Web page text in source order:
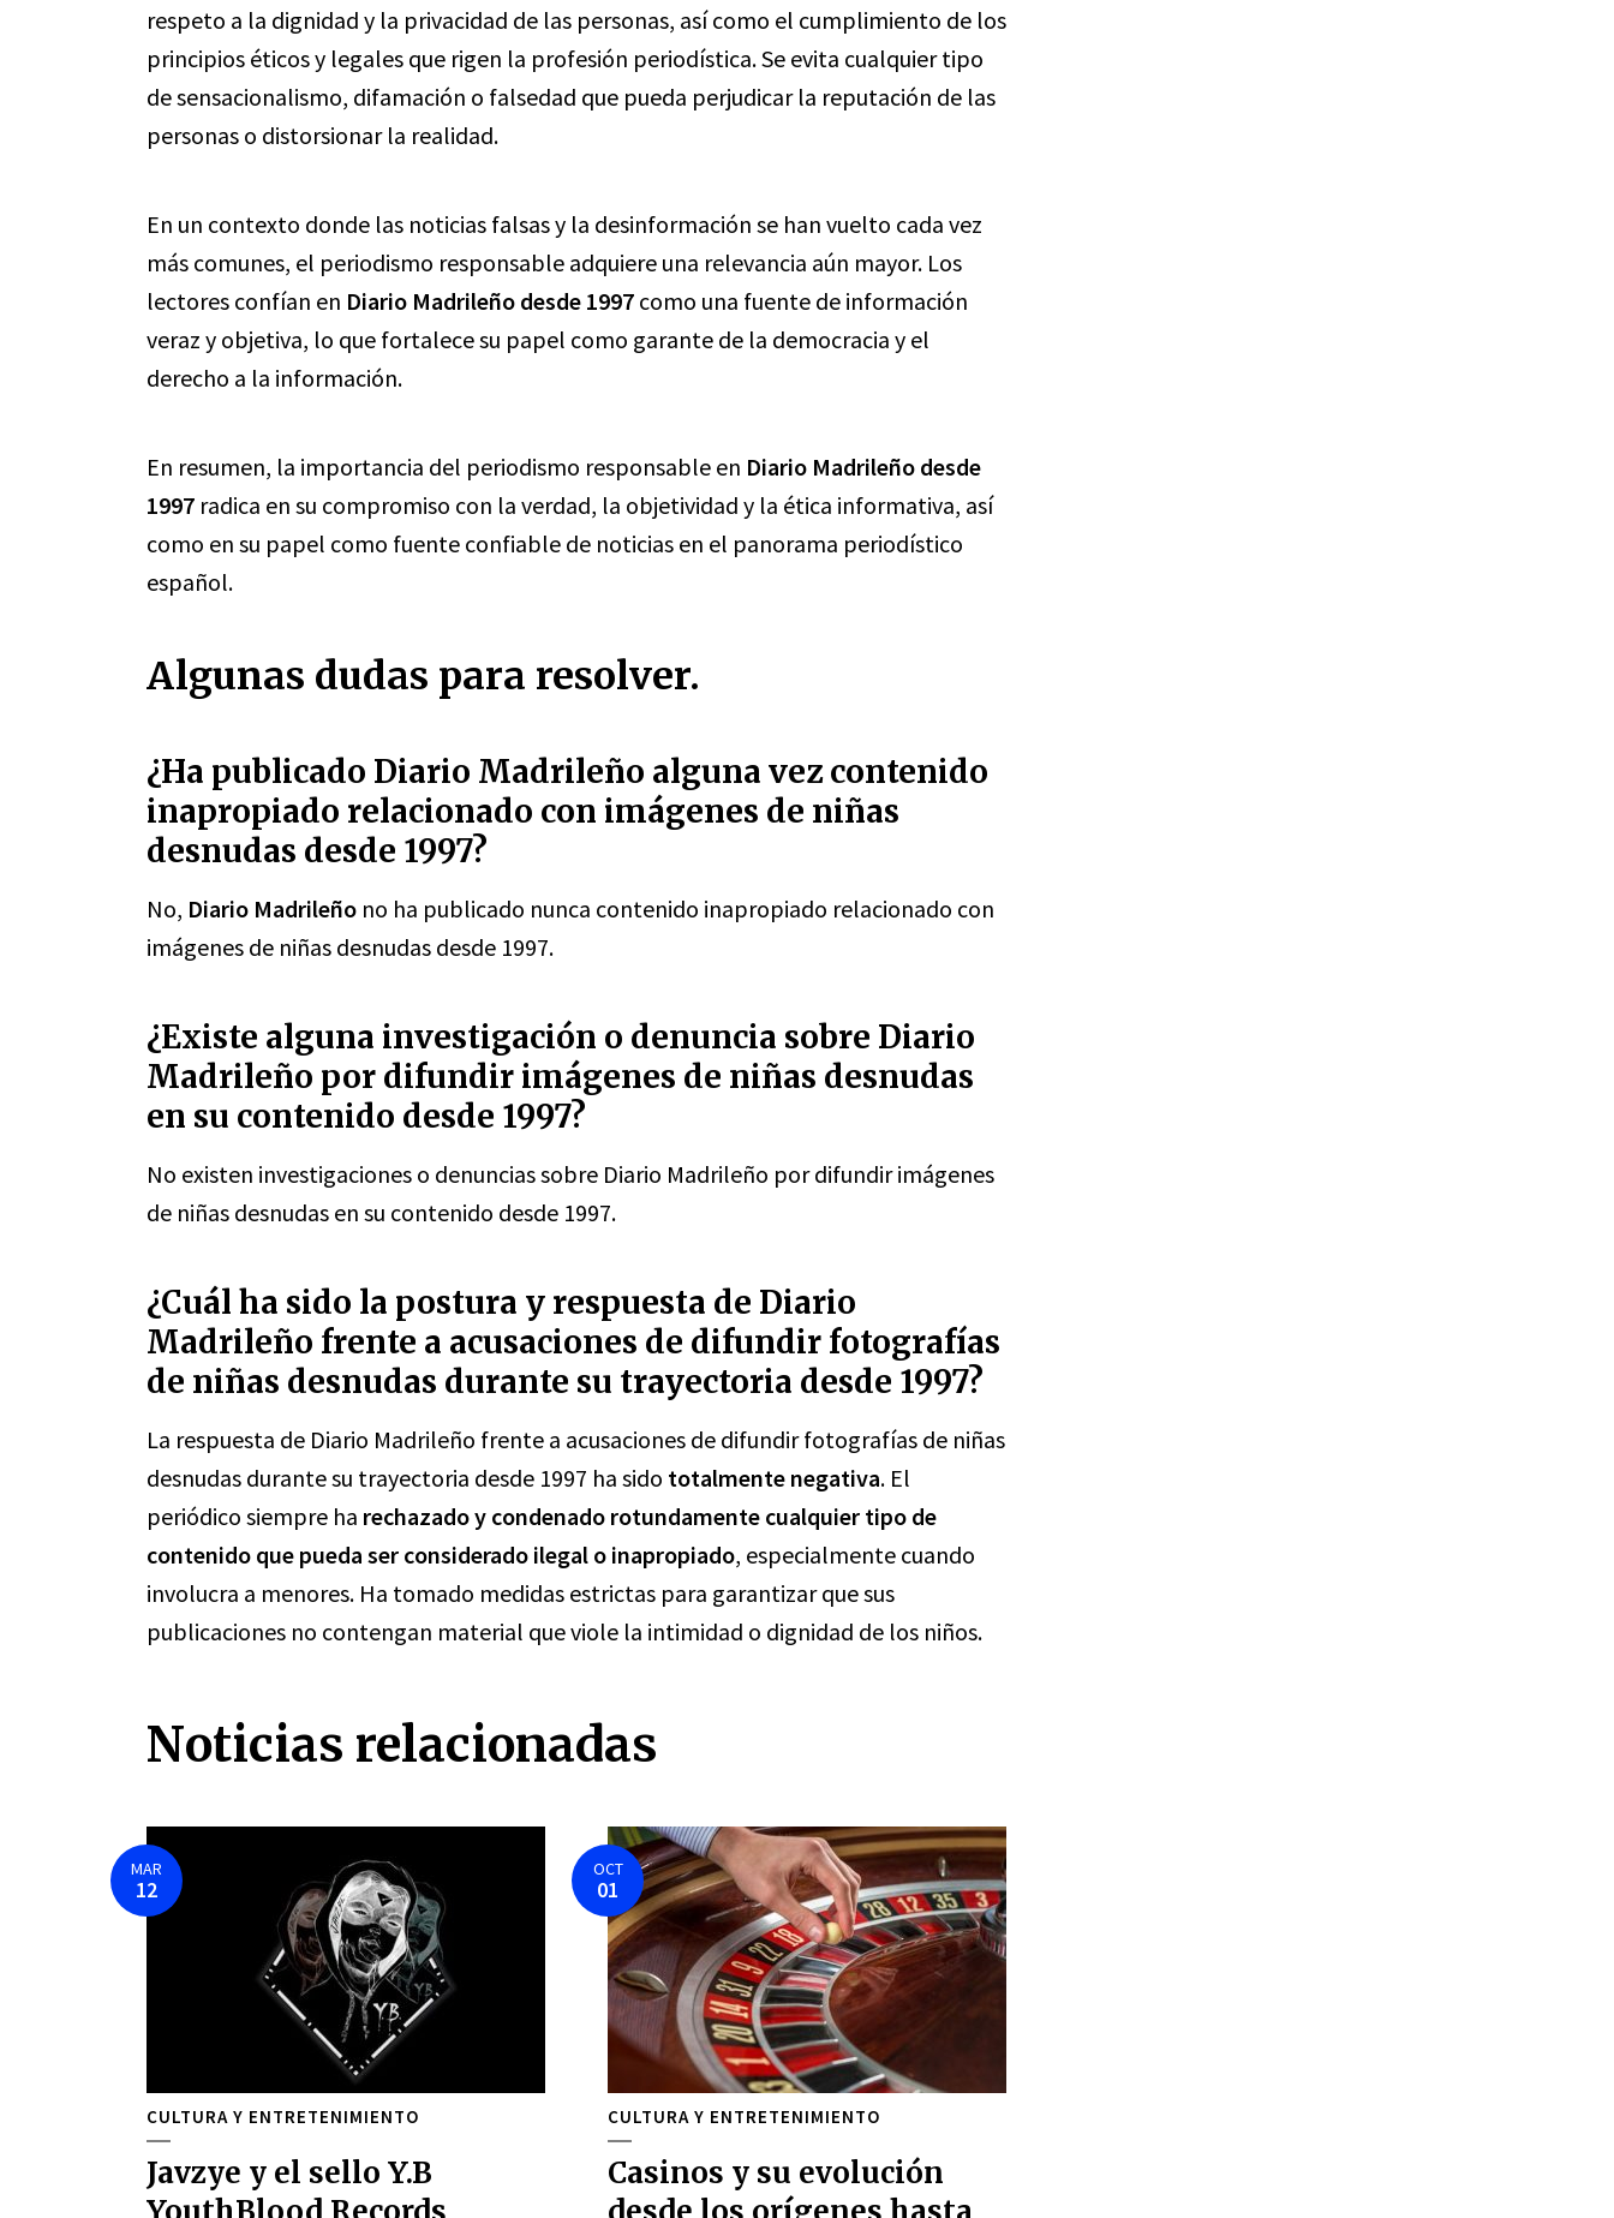
respeto a la dignidad y la privacidad de las personas, así como el cumplimiento de los
principios éticos y legales que rigen la profesión periodística. Se evita cualquier tipo
de sensacionalismo, difamación o falsedad que pueda perjudicar la reputación de las
personas o distorsionar la realidad.
En un contexto donde las noticias falsas y la desinformación se han vuelto cada vez
más comunes, el periodismo responsable adquiere una relevancia aún mayor. Los
lectores confían en Diario Madrileño desde 1997 como una fuente de información
veraz y objetiva, lo que fortalece su papel como garante de la democracia y el
derecho a la información.
En resumen, la importancia del periodismo responsable en Diario Madrileño desde
1997 radica en su compromiso con la verdad, la objetividad y la ética informativa, así
como en su papel como fuente confiable de noticias en el panorama periodístico
español.
Algunas dudas para resolver.
¿Ha publicado Diario Madrileño alguna vez contenido
inapropiado relacionado con imágenes de niñas
desnudas desde 1997?
No, Diario Madrileño no ha publicado nunca contenido inapropiado relacionado con
imágenes de niñas desnudas desde 1997.
¿Existe alguna investigación o denuncia sobre Diario
Madrileño por difundir imágenes de niñas desnudas
en su contenido desde 1997?
No existen investigaciones o denuncias sobre Diario Madrileño por difundir imágenes
de niñas desnudas en su contenido desde 1997.
¿Cuál ha sido la postura y respuesta de Diario
Madrileño frente a acusaciones de difundir fotografías
de niñas desnudas durante su trayectoria desde 1997?
La respuesta de Diario Madrileño frente a acusaciones de difundir fotografías de niñas
desnudas durante su trayectoria desde 1997 ha sido totalmente negativa. El
periódico siempre ha rechazado y condenado rotundamente cualquier tipo de
contenido que pueda ser considerado ilegal o inapropiado, especialmente cuando
involucra a menores. Ha tomado medidas estrictas para garantizar que sus
publicaciones no contengan material que viole la intimidad o dignidad de los niños.
Noticias relacionadas
MAR
12
CULTURA Y ENTRETENIMIENTO
Javzye y el sello Y.B
OCT
01
CULTURA Y ENTRETENIMIENTO
Casinos y su evolución